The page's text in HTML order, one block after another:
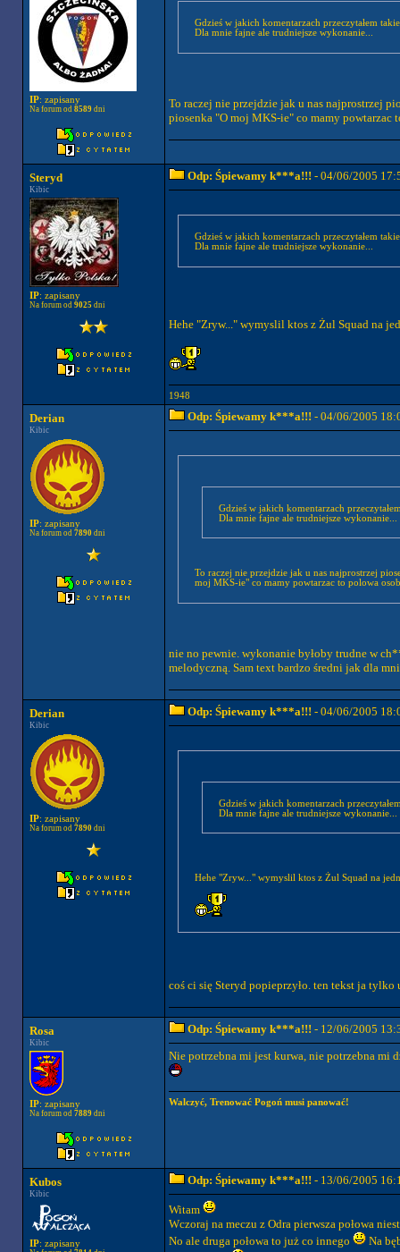
IP: zapisany
Na forum od 8589dni
Gdzieś w jakich komentarzach przeczytałem
Dla mnie fajne ale trudniejsze wykonanie...
To raczej nie przejdzie jak u nas najprostrzej
piosenka "O moj MKS-ie" co mamy powtarzac
Steryd
Kibic
IP: zapisany
Na forum od 9025dni
Odp: Śpiewamy k***a!!! - 04/06/2005
Gdzieś w jakich komentarzach przeczytałem
Dla mnie fajne ale trudniejsze wykonanie...
Hehe "Zryw..." wymyslil ktos z Żul Squad na
1948
Derian
Kibic
IP: zapisany
Na forum od 7890dni
Odp: Śpiewamy k***a!!! - 04/06/2005
Gdzieś w jakich komentarzach
Dla mnie fajne ale trudniejsze wykonanie...
To raczej nie przejdzie jak u nas najprostrzej
moj MKS-ie" co mamy powtarzac to polowa
nie no pewnie. wykonanie byłoby trudne w
melodyczną. Sam text bardzo średni jak dla
Derian
Kibic
IP: zapisany
Na forum od 7890dni
Odp: Śpiewamy k***a!!! - 04/06/2005
Gdzieś w jakich komentarzach
Dla mnie fajne ale trudniejsze wykonanie...
Hehe "Zryw..." wymyslil ktos z Żul Squad na
coś ci się Steryd popieprzyło. ten tekst ja tylko
Rosa
Kibic
IP: zapisany
Na forum od 7889dni
Odp: Śpiewamy k***a!!! - 12/06/2005
Nie potrzebna mi jest kurwa, nie potrzebna mi
Walczyć, Trenować Pogoń musi panować!
Kubos
Kibic
IP: zapisany
Odp: Śpiewamy k***a!!! - 13/06/2005
Witam
Wczoraj na meczu z Odra pierwsza połowa
No ale druga połowa to już co innego
Na